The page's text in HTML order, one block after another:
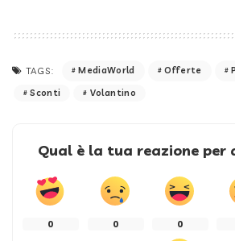
TAGS: MediaWorld Offerte
Sconti
Volantino
Qual è la tua reazione per
0 0 0